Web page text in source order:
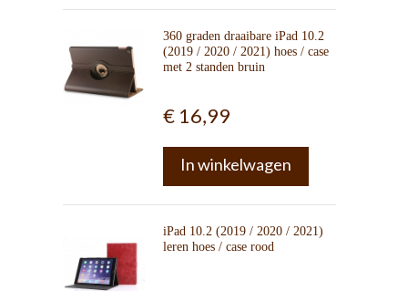
360 graden draaibare iPad 10.2
(2019 / 2020 / 2021) hoes / case
met 2 standen bruin
€ 16,99
In winkelwagen
iPad 10.2 (2019 / 2020 / 2021)
leren hoes / case rood